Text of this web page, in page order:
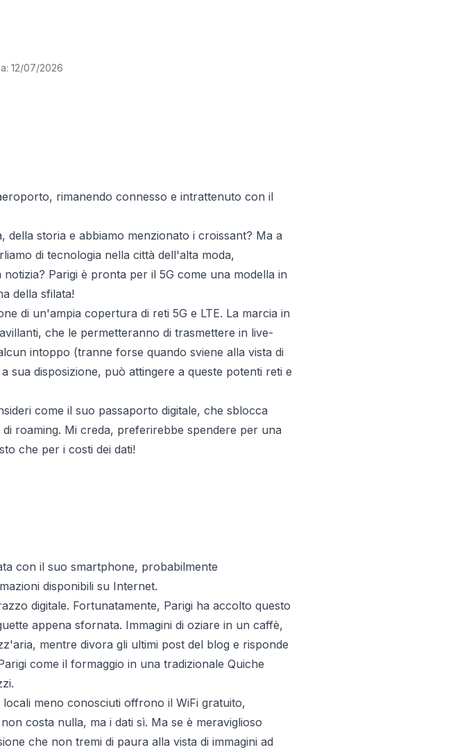
12/07/2026
rimanendo connesso e intrattenuto con il
della storia e abbiamo menzionato i croissant? Ma a
di tecnologia nella città dell'alta moda,
Parigi è pronta per il 5G come una modella in
della sfilata!
di un'ampia copertura di reti 5G e LTE. La marcia in
che le permetteranno di trasmettere in live-
intoppo (tranne forse quando sviene alla vista di
sua disposizione, può attingere a queste potenti reti e
come il suo passaporto digitale, che sblocca
roaming. Mi creda, preferirebbe spendere per una
che per i costi dei dati!
con il suo smartphone, probabilmente
disponibili su Internet.
digitale. Fortunatamente, Parigi ha accolto questo
appena sfornata. Immagini di oziare in un caffè,
mentre divora gli ultimi post del blog e risponde
come il formaggio in una tradizionale Quiche
meno conosciuti offrono il WiFi gratuito,
costa nulla, ma i dati sì. Ma se è meraviglioso
che non tremi di paura alla vista di immagini ad